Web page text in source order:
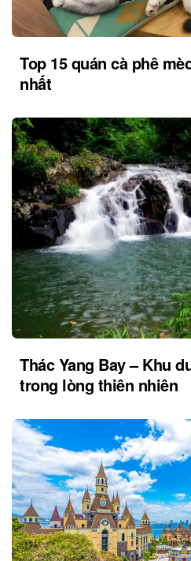
Top 15 quán cà phê
nhất
Thác Yang Bay – Khu
trong lòng thiên nhiên